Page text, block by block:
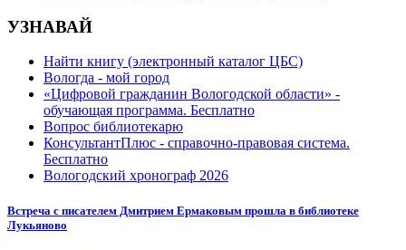
УЗНАВАЙ
Найти книгу (электронный каталог ЦБС)
Вологда - мой город
«Цифровой гражданин Вологодской области» -
обучающая программа. Бесплатно
Вопрос библиотекарю
КонсультантПлюс - справочно-правовая система.
Бесплатно
Вологодский хронограф 2026
Встреча с писателем Дмитрием Ермаковым прошла в библиотеке
Лукьяново